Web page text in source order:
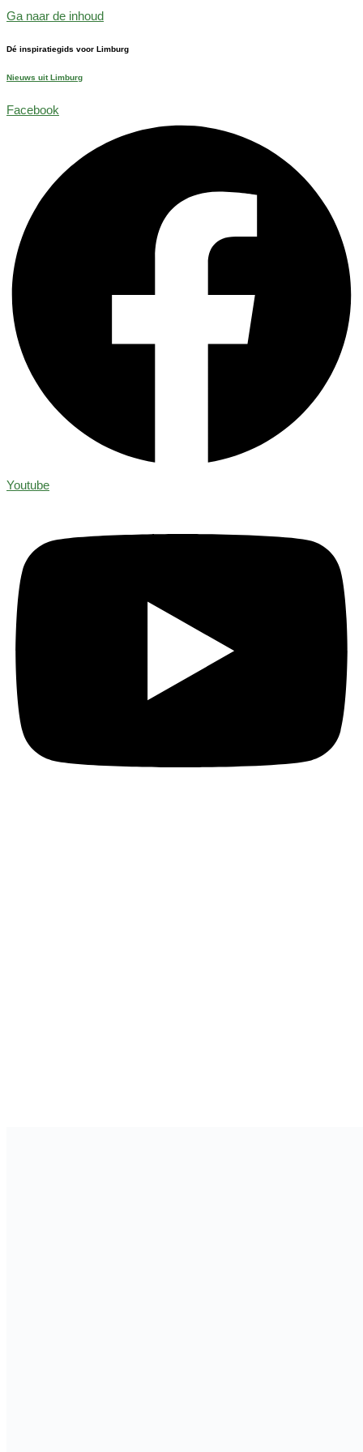
Ga naar de inhoud
Dé inspiratiegids voor Limburg
Nieuws uit Limburg
Facebook
Youtube